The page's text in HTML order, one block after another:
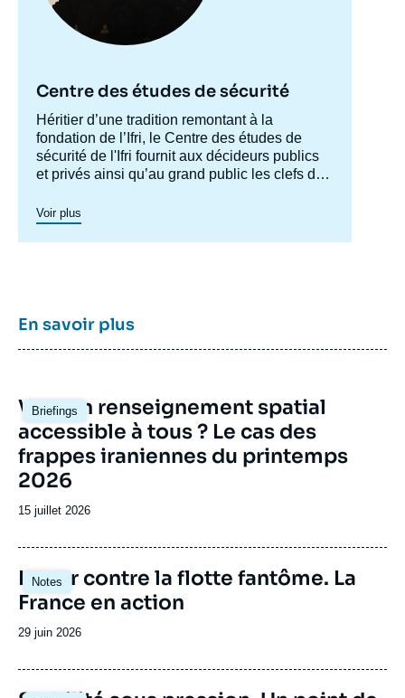
Centre des études de sécurité
Accroche
centre
Héritier d’une tradition remontant à la
fondation de l’Ifri, le Centre des études de
sécurité de l'Ifri fournit aux décideurs publics
et privés ainsi qu’au grand public les clefs de
modes de conflictualité contemporains et à
venir. Par son positionnement à la jointure du
politique et de l’opérationnel, la crédibilité de
dans le paysage français des
pôle unique de recherche et d’influence sur le
débat de défense national et international.
Voir plus
En savoir plus
Briefings
Image
principale
Vers un renseignement spatial
accessible à tous ? Le cas des
frappes iraniennes du printemps
2026
Date
publication
15 juillet 2026
Notes
Image
principale
Lutter contre la flotte fantôme. La
France en action
Date
publication
29 juin 2026
Image